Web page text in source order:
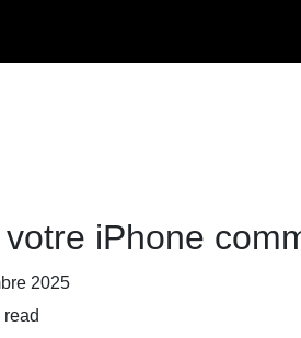
iPhone
2025